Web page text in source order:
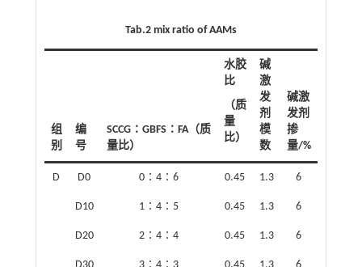
Tab.2 mix ratio of AAMs
组
别
编
号
SCCG∶GBFS∶FA（质
量比）
水胶
比
（质
量
比）
碱
激
发
剂
模
数
碱激
发剂
掺
量/%
D D0 0∶4∶6 0.45 1.3 6
D10 1∶4∶5 0.45 1.3 6
D20 2∶4∶4 0.45 1.3 6